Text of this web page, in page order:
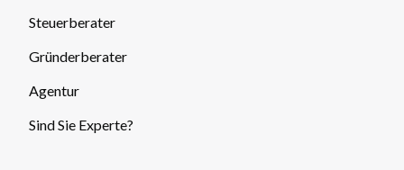
Steuerberater
Gründerberater
Agentur
Sind Sie Experte?